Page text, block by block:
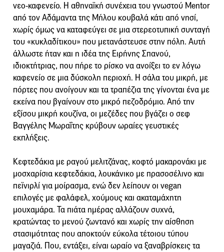
νεο-καφενείο. Η αθηναϊκή συνέχεια του γνωστού Mentor
από τον Αδάμαντα της Μήλου κουβαλά κάτι από νησί,
χωρίς όμως να καταφεύγει σε μια στερεοτυπική συνταγή
του «κυκλαδίτικου» που μετανάστευσε στην πόλη. Αυτή
άλλωστε ήταν και η ιδέα της Ειρήνης Σπανού,
ιδιοκτήτριας, που πήρε το ρίσκο να ανοίξει το εν λόγω
καφενείο σε μια δύσκολη περιοχή. Η σάλα του μικρή, με
πόρτες που ανοίγουν και τα τραπέζια της γίνονται ένα με
εκείνα που βγαίνουν στο μικρό πεζοδρόμιο. Από την
εξίσου μικρή κουζίνα, οι μεζέδες που βγάζει ο σεφ
Βαγγέλης Μωραΐτης κρύβουν ωραίες γευστικές
εκπλήξεις.
Κεφτεδάκια με ραγού μελιτζάνας, κοφτό μακαρονάκι με
μοσχαρίσια κεφτεδάκια, λουκάνικο με πρασοσέλινο και
πεϊνιρλί για μοίρασμα, ενώ δεν λείπουν οι vegan
επιλογές με φαλάφελ, χούμους και ακαταμάχητη
μουχαμάρα. Τα πιάτα ημέρας αλλάζουν συχνά,
κρατώντας το μενού ζωντανό και χωρίς την αίσθηση
στασιμότητας που αποκτούν εύκολα τέτοιου τύπου
μαγαζιά. Που, εντάξει, είναι ωραίο να ξαναβρίσκεις τα